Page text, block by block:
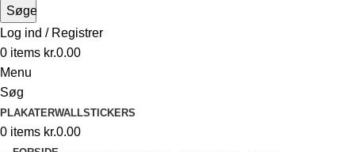
Søge
Log ind / Registrer
0 items kr.0.00
Menu
Søg
PLAKATERWALLSTICKERS
0 items kr.0.00